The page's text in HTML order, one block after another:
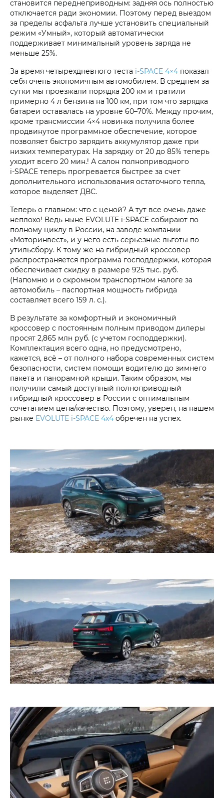
становится переднеприводным: задняя ось полностью
отключается ради экономии. Поэтому перед выездом
за пределы асфальта лучше установить специальный
режим «Умный», который автоматически
поддерживает минимальный уровень заряда не
меньше 25%.
За время четырехдневного теста i‑SPACE 4×4 показал
себя очень экономичным автомобилем. В среднем за
сутки мы проезжали порядка 200 км и тратили
примерно 4 л бензина на 100 км, при том что зарядка
батареи оставалась на уровне 60–70%. Между прочим,
кроме трансмиссии 4×4 новинка получила более
продвинутое программное обеспечение, которое
позволяет быстро зарядить аккумулятор даже при
низких температурах. На зарядку от 20 до 85% теперь
уходит всего 20 мин.! А салон полноприводного
i‑SPACE теперь прогревается быстрее за счет
дополнительного использования остаточного тепла,
которое выделяет ДВС.
Теперь о главном: что с ценой? А тут все очень даже
неплохо! Ведь ныне EVOLUTE i‑SPACE собирают по
полному циклу в России, на заводе компании
«Моторинвест», и у него есть серьезные льготы по
утильсбору. К тому же на гибридный кроссовер
распространяется программа господдержки, которая
обеспечивает скидку в размере 925 тыс. руб.
(Напомню и о скромном транспортном налоге за
автомобиль – паспортная мощность гибрида
составляет всего 159 л. с.).
В результате за комфортный и экономичный
кроссовер с постоянным полным приводом дилеры
просят 2,865 млн руб. (с учетом господдержки).
Комплектация всего одна, но предусмотрено,
кажется, всё – от полного набора современных систем
безопасности, систем помощи водителю до зимнего
пакета и панорамной крыши. Таким образом, мы
получили самый доступный полноприводный
гибридный кроссовер в России с оптимальным
сочетанием цена/качество. Поэтому, уверен, на нашем
рынке EVOLUTE i‑SPACE 4х4 обречен на успех.